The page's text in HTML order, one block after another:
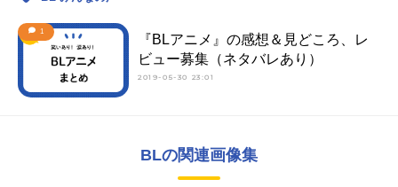
1
『BLアニメ』の感想＆見どころ、レ
ビュー募集（ネタバレあり）
2019-05-30 23:01
BLの関連画像集